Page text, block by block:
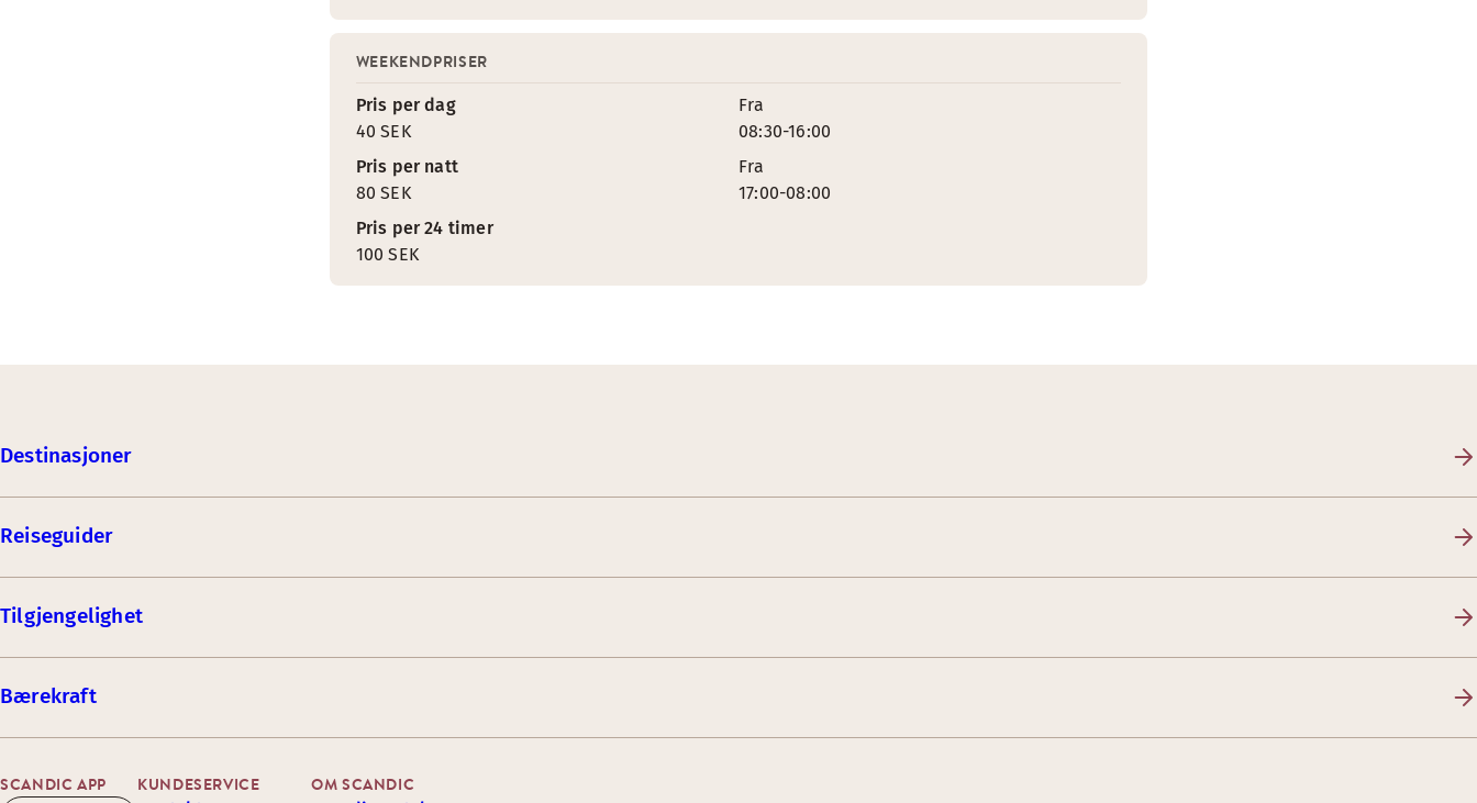
WEEKENDPRISER
Pris per dag
40 SEK
Fra
08:30-16:00
Pris per natt
80 SEK
Fra
17:00-08:00
Pris per 24 timer
100 SEK
Destinasjoner
Reiseguider
Tilgjengelighet
Bærekraft
SCANDIC APP KUNDESERVICE OM SCANDIC